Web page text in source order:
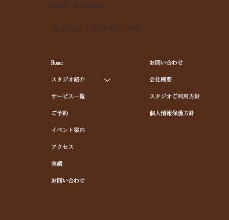
Studio Poiótita
スタジオ・ピオティータ
お問い合わせ
会社概要
スタジオご利用方針
個人情報保護方針
Home
スタジオ紹介
サービス一覧
ご予約
イベント案内
アクセス
実績
お問い合わせ